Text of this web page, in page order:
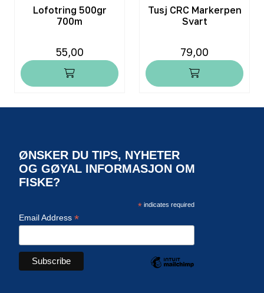
Lofotring 500gr
700m
55,00
Tusj CRC Markerpen
Svart
79,00
ØNSKER DU TIPS, NYHETER
OG GØYAL INFORMASJON OM
FISKE?
*indicates required
Email Address *